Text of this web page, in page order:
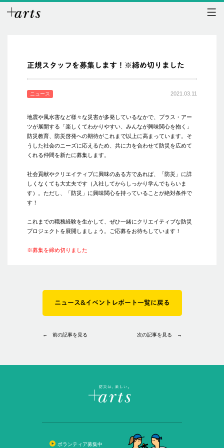
正規スタッフを募集します！※締め切りました
ニュース 2021.03.11
地震や風水害など様々な災害が多発しているなかで、プラス・アー
ツが展開する「楽しくてわかりやすい、みんなが興味関心を抱く」
防災教育、防災啓発への期待がこれまで以上に高まっています。そ
うした社会のニーズに応えるため、共に力を合わせて防災を広めて
くれる仲間を新たに募集します。
社会貢献やクリエイティブに興味のある方であれば、「防災」に詳
しくなくても大丈夫です（入社してからしっかり学んでもらいま
す）。ただし、「防災」に興味関心を持っていることが絶対条件で
す！
これまでの職務経験を生かして、ぜひ一緒にクリエイティブな防災
プロジェクトを展開しましょう。ご応募をお待ちしています！
※募集を締め切りました
ニュース&イベントレポート一覧に戻る
← 前の記事を見る 次の記事を見る →
ボランティア募集中